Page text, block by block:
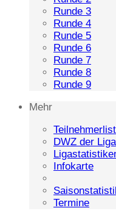
Runde 3
Runde 4
Runde 5
Runde 6
Runde 7
Runde 8
Runde 9
Mehr
DWZ der Liga
Infokarte
Termine